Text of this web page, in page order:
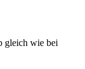
gleich wie bei